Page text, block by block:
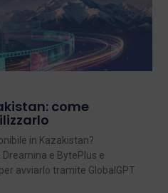
come
in Kazakistan?
e BytePlus e
avviarlo tramite GlobalGPT